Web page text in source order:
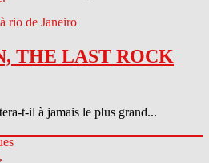
THE LAST ROCK
t-il à jamais le plus grand...